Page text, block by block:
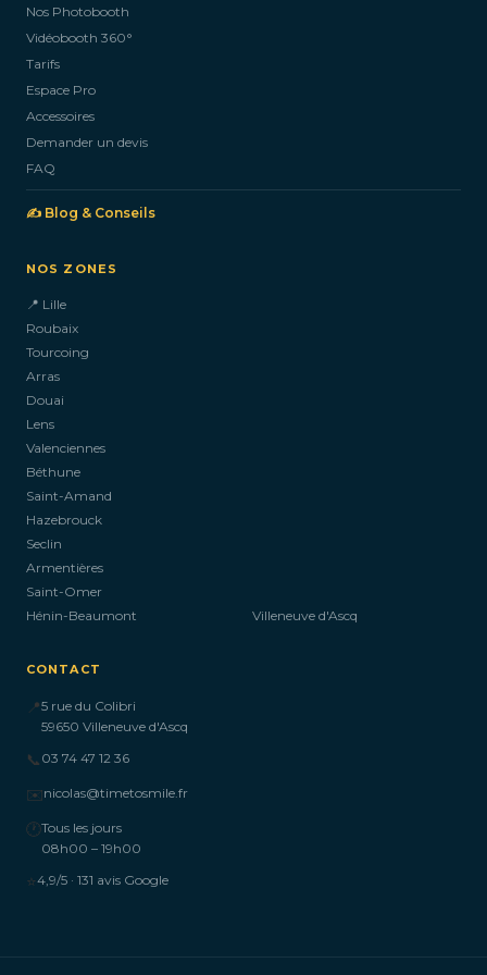
Nos Photobooth
Vidéobooth 360°
Tarifs
Espace Pro
Accessoires
Demander un devis
FAQ
✍️ Blog & Conseils
NOS ZONES
📍 Lille
Roubaix
Tourcoing
Arras
Douai
Lens
Valenciennes
Béthune
Saint-Amand
Hazebrouck
Seclin
Armentières
Saint-Omer
Hénin-Beaumont
Villeneuve d'Ascq
CONTACT
📍5 rue du Colibri
59650 Villeneuve d'Ascq
📞 03 74 47 12 36
✉️nicolas@timetosmile.fr
🕐Tous les jours
08h00 – 19h00
⭐4,9/5 · 131 avis Google